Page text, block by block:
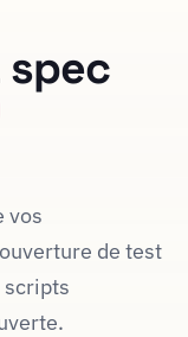
spec
vos
de test
scripts